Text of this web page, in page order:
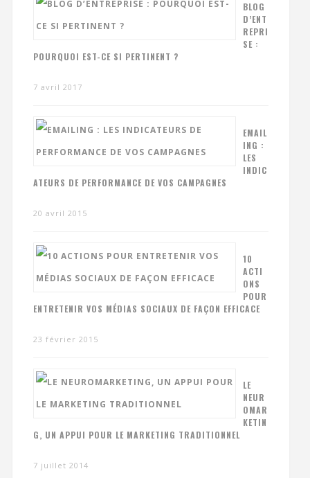
BLOG
D’ENT
REPRI
SE :
POURQUOI EST-CE SI PERTINENT ?
7 avril 2017
EMAIL
ING :
LES
INDIC
ATEURS DE PERFORMANCE DE VOS CAMPAGNES
20 avril 2015
10
ACTI
ONS
POUR
ENTRETENIR VOS MÉDIAS SOCIAUX DE FAÇON EFFICACE
23 février 2015
LE
NEUR
OMAR
KETIN
G, UN APPUI POUR LE MARKETING TRADITIONNEL
7 juillet 2014